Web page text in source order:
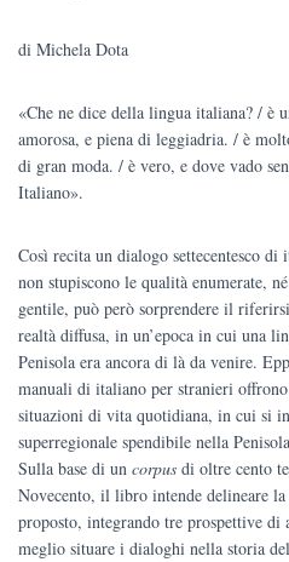
di Michela Dota
«Che ne dice della lingua italiana? / è
amorosa, e piena di leggiadria. / è
di gran moda. / è vero, e dove vado
Italiano».
Così recita un dialogo settecentesco
non stupiscono le qualità enumerate,
gentile, può però sorprendere il
realtà diffusa, in un’epoca in cui una
Penisola era ancora di là da venire.
manuali di italiano per stranieri
situazioni di vita quotidiana, in cui si
superregionale spendibile nella
Sulla base di un corpus di oltre cento
Novecento, il libro intende delineare
proposto, integrando tre prospettive
meglio situare i dialoghi nella storia